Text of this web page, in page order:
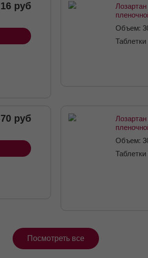
руб
Объем:
руб
№30
Объем:
Посмотреть все